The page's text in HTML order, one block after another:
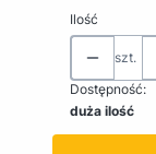
Ilość
szt.
Dostępność:
duża ilość